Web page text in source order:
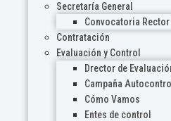
Secretaría General
Convocatoria
Contratación
Evaluación y Control
Drector de
Campaña Autocontrol
Cómo Vamos
Entes de control